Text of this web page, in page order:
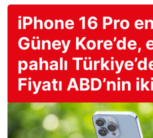
iPhone 16 Pro
Güney Kore’de,
pahalı
Fiyatı ABD’nin